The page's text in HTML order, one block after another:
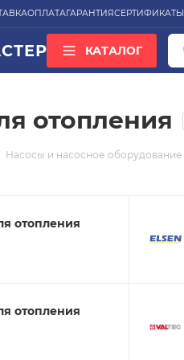
ОПЛАТАГАРАНТИЯСЕРТИФИКАТЫ
КАТАЛОГ
отопления
Насосы и насосное оборудование
отопления
отопления